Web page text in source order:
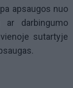
apsaugos nuo
ar darbingumo
sutartyje